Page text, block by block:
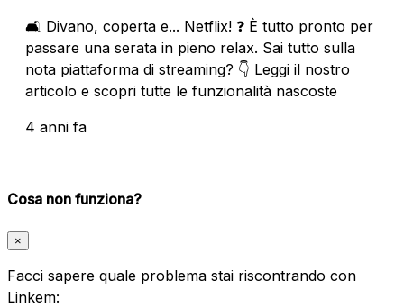
🛋 Divano, coperta e... Netflix! ❓ È tutto pronto per
passare una serata in pieno relax. Sai tutto sulla
nota piattaforma di streaming? 👇 Leggi il nostro
articolo e scopri tutte le funzionalità nascoste
4 anni fa
Cosa non funziona?
×
Facci sapere quale problema stai riscontrando con
Linkem: